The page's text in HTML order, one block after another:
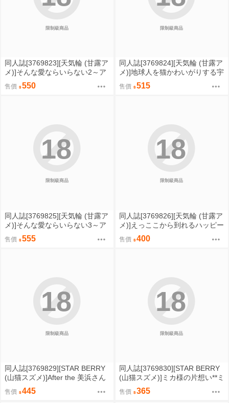
限制級商品
同人誌[3769823][天気輪 (甘露ア
メ)]そんな愛ならいらない2～ア
リスなんかじゃないのに隣のお
兄さんがアリスってよんできて
售價 550
限制級商品
同人誌[3769824][天気輪 (甘露ア
メ)]地球人を猫かわいがりする宇
宙人さんに保護されている女の
子の話 (原創)
售價 515
限制級商品
18
同人誌[3769825][天気輪 (甘露ア
メ)]そんな愛ならいらない3～ア
リスなんかじゃないのに隣のお
兄さんがアリスってよんできて
售價 555
限制級商品
18
同人誌[3769826][天気輪 (甘露ア
メ)]えっここから到れるハッピー
エンドがあるんですか 信じて
送り出した退魔の巫女編 (原創)
售價 400
限制級商品
18
同人誌[3769829][STAR BERRY
(山猫スズメ)]After the 美浜さん
はオナニーが大好き～みおりん
の場合～フルカラー完全版 (原
售價 445
限制級商品
18
同人誌[3769830][STAR BERRY
(山猫スズメ)]ミカ様の片想い**ミ
カとコハルと先生と (蔚藍檔案)
售價 365